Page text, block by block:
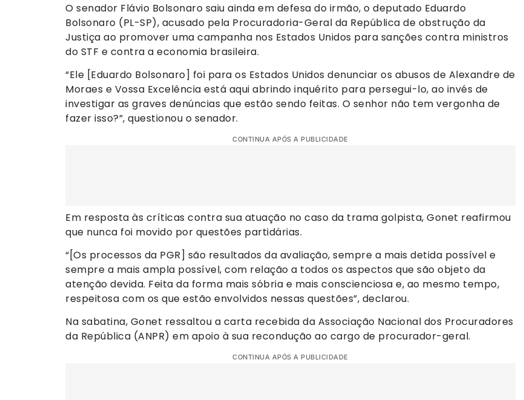
O senador Flávio Bolsonaro saiu ainda em defesa do irmão, o deputado Eduardo
Bolsonaro (PL-SP), acusado pela Procuradoria-Geral da República de obstrução da
Justiça ao promover uma campanha nos Estados Unidos para sanções contra ministros
do STF e contra a economia brasileira.
“Ele [Eduardo Bolsonaro] foi para os Estados Unidos denunciar os abusos de Alexandre de
Moraes e Vossa Excelência está aqui abrindo inquérito para persegui-lo, ao invés de
investigar as graves denúncias que estão sendo feitas. O senhor não tem vergonha de
fazer isso?”, questionou o senador.
CONTINUA APÓS A PUBLICIDADE
Em resposta às críticas contra sua atuação no caso da trama golpista, Gonet reafirmou
que nunca foi movido por questões partidárias.
“[Os processos da PGR] são resultados da avaliação, sempre a mais detida possível e
sempre a mais ampla possível, com relação a todos os aspectos que são objeto da
atenção devida. Feita da forma mais sóbria e mais conscienciosa e, ao mesmo tempo,
respeitosa com os que estão envolvidos nessas questões”, declarou.
Na sabatina, Gonet ressaltou a carta recebida da Associação Nacional dos Procuradores
da República (ANPR) em apoio à sua recondução ao cargo de procurador-geral.
CONTINUA APÓS A PUBLICIDADE